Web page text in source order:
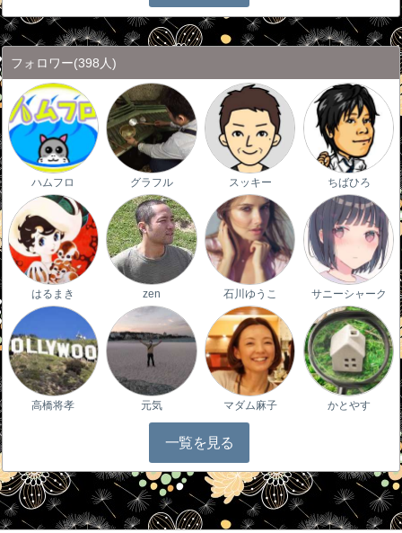
フォロワー(398人)
ハムフロ グラフル スッキー ちばひろ
はるまき zen 石川ゆうこ サニーシャーク
高橋将孝 元気 マダム麻子 かとやす
一覧を見る